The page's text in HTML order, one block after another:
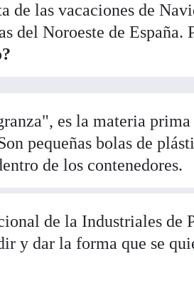
de las vacaciones de
del Noroeste de España.
es la materia prima
pequeñas bolas de
de los contenedores.
de la Industriales de
y dar la forma que se